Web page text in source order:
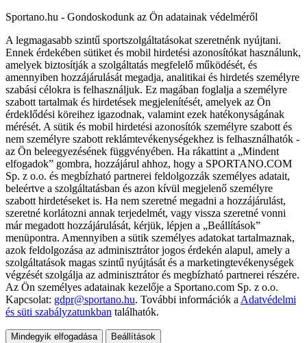
Sportano.hu - Gondoskodunk az Ön adatainak védelméről
A legmagasabb szintű sportszolgáltatásokat szeretnénk nyújtani.
Ennek érdekében sütiket és mobil hirdetési azonosítókat használunk,
amelyek biztosítják a szolgáltatás megfelelő működését, és
amennyiben hozzájárulását megadja, analitikai és hirdetés személyre
szabási célokra is felhasználjuk. Ez magában foglalja a személyre
szabott tartalmak és hirdetések megjelenítését, amelyek az Ön
érdeklődési köreihez igazodnak, valamint ezek hatékonyságának
mérését. A sütik és mobil hirdetési azonosítók személyre szabott és
nem személyre szabott reklámtevékenységekhez is felhasználhatók -
az Ön beleegyezésének függvényében. Ha rákattint a „Mindent
elfogadok” gombra, hozzájárul ahhoz, hogy a SPORTANO.COM
Sp. z o.o. és megbízható partnerei feldolgozzák személyes adatait,
beleértve a szolgáltatásban és azon kívül megjelenő személyre
szabott hirdetéseket is. Ha nem szeretné megadni a hozzájárulást,
szeretné korlátozni annak terjedelmét, vagy vissza szeretné vonni
már megadott hozzájárulását, kérjük, lépjen a „Beállítások”
menüpontra. Amennyiben a sütik személyes adatokat tartalmaznak,
azok feldolgozása az adminisztrátor jogos érdekén alapul, amely a
szolgáltatások magas szintű nyújtását és a marketingtevékenységek
végzését szolgálja az adminisztrátor és megbízható partnerei részére.
Az Ön személyes adatainak kezelője a Sportano.com Sp. z o.o.
Kapcsolat: gdpr@sportano.hu. További információk a Adatvédelmi
és süti szabályzatunkban találhatók.
Mindegyik elfogadása Beállítások